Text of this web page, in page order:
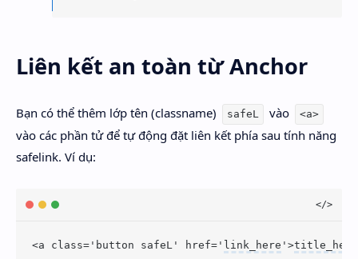
Liên kết an toàn từ Anchor
Bạn có thể thêm lớp tên (classname) safeL vào <a>
vào các phần tử để tự động đặt liên kết phía sau tính năng
safelink. Ví dụ:
<a class='button safeL' href=' link_here '>title_here